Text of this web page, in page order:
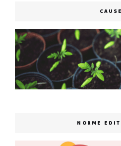
CAUSE
NORME